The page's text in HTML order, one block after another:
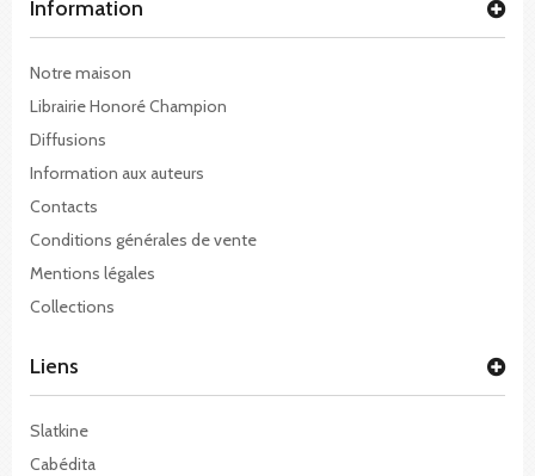
Information
Notre maison
Librairie Honoré Champion
Diffusions
Information aux auteurs
Contacts
Conditions générales de vente
Mentions légales
Collections
Liens
Slatkine
Cabédita